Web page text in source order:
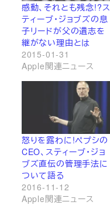
感動、それとも残念!?ス
ティーブ・ジョブズの息
子リードが父の遺志を
継がない理由とは
2015-01-31
Apple関連ニュース
怒りを露わに!ペプシの
CEO、スティーブ・ジョ
ブズ直伝の管理手法に
ついて語る
2016-11-12
Apple関連ニュース